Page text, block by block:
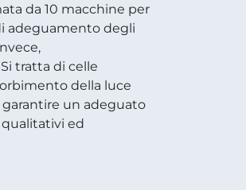
da 10 macchine per
adeguamento degli
tratta di celle
della luce
garantire un adeguato
qualitativi ed